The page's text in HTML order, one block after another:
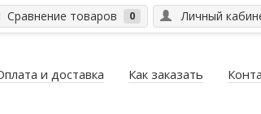
Личный
Сравнение товаров 0
и доставка Как заказать